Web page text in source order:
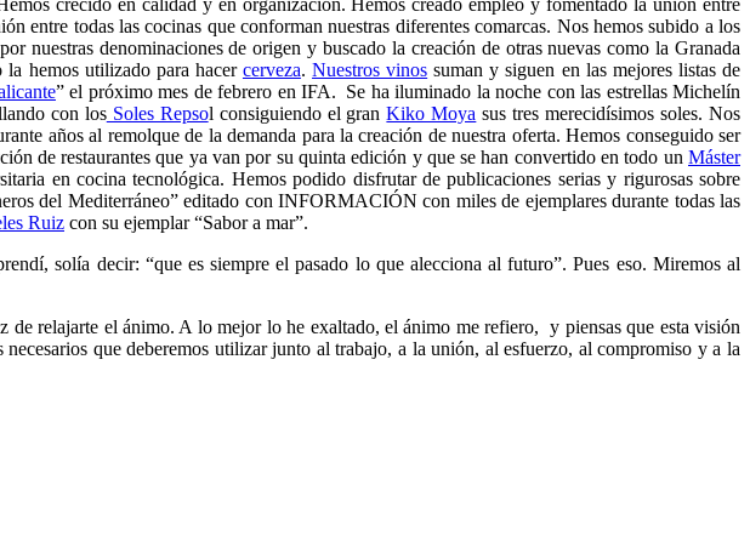
entre todas las cocinas que conforman nuestras diferentes comarcas. Nos hemos subido a los
nuestras denominaciones de origen y buscado la creación de otras nuevas como la Granada
hemos utilizado para hacer cerveza.Nuestros vinos suman y siguen en las mejores listas de
” el próximo mes de febrero en IFA. Se ha iluminado la noche con las estrellas Michelín
con losSoles Repsol consiguiendo el granKiko Moya sus tres merecidísimos soles. Nos
años al remolque de la demanda para la creación de nuestra oferta. Hemos conseguido ser
de restaurantes que ya van por su quinta edición y que se han convertido en todo un Máster
en cocina tecnológica. Hemos podido disfrutar de publicaciones serias y rigurosas sobre
del Mediterráneo” editado con INFORMACIÓN con miles de ejemplares durante todas las
Ruiz con su ejemplar “Sabor a mar”.
solía decir: “que es siempre el pasado lo que alecciona al futuro”. Pues eso. Miremos al
de relajarte el ánimo. A lo mejor lo he exaltado, el ánimo me refiero, y piensas que esta visión
que deberemos utilizar junto al trabajo, a la unión, al esfuerzo, al compromiso y a la